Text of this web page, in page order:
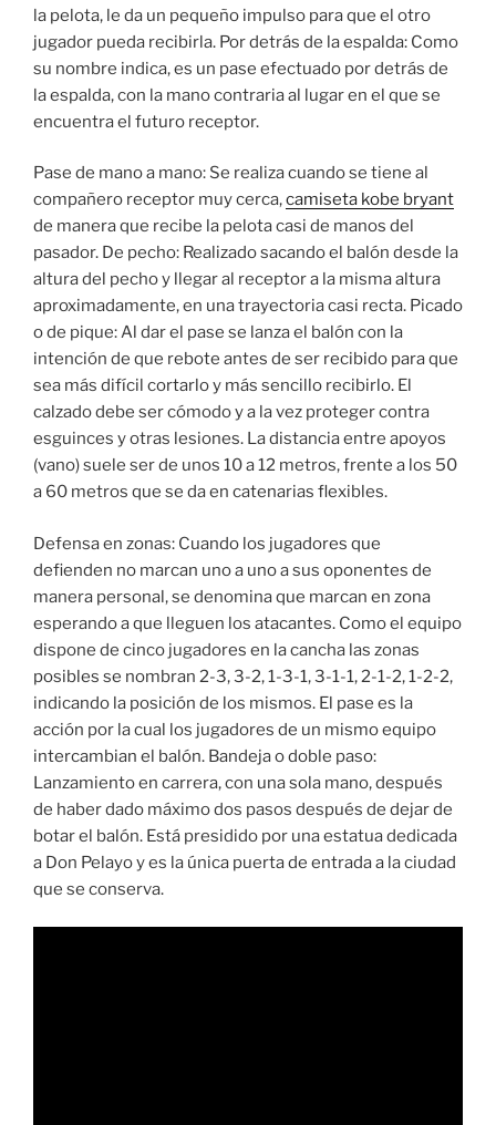
la pelota, le da un pequeño impulso para que el otro
jugador pueda recibirla. Por detrás de la espalda: Como
su nombre indica, es un pase efectuado por detrás de
la espalda, con la mano contraria al lugar en el que se
encuentra el futuro receptor.
Pase de mano a mano: Se realiza cuando se tiene al
compañero receptor muy cerca,camiseta kobe bryant
de manera que recibe la pelota casi de manos del
pasador. De pecho: Realizado sacando el balón desde la
altura del pecho y llegar al receptor a la misma altura
aproximadamente, en una trayectoria casi recta. Picado
o de pique: Al dar el pase se lanza el balón con la
intención de que rebote antes de ser recibido para que
sea más difícil cortarlo y más sencillo recibirlo. El
calzado debe ser cómodo y a la vez proteger contra
esguinces y otras lesiones. La distancia entre apoyos
(vano) suele ser de unos 10 a 12 metros, frente a los 50
a 60 metros que se da en catenarias flexibles.
Defensa en zonas: Cuando los jugadores que
defienden no marcan uno a uno a sus oponentes de
manera personal, se denomina que marcan en zona
esperando a que lleguen los atacantes. Como el equipo
dispone de cinco jugadores en la cancha las zonas
posibles se nombran 2-3, 3-2, 1-3-1, 3-1-1, 2-1-2, 1-2-2,
indicando la posición de los mismos. El pase es la
acción por la cual los jugadores de un mismo equipo
intercambian el balón. Bandeja o doble paso:
Lanzamiento en carrera, con una sola mano, después
de haber dado máximo dos pasos después de dejar de
botar el balón. Está presidido por una estatua dedicada
a Don Pelayo y es la única puerta de entrada a la ciudad
que se conserva.